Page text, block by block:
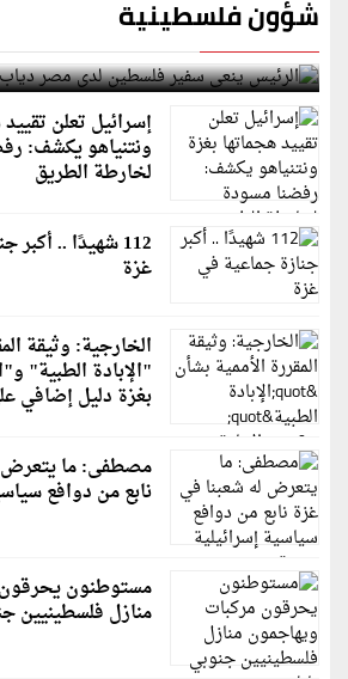
شؤون فلسطينية
الرئيس ينعى سفير فلسطين لدى مصر
إسرائيل تعلن
ونتنياهو يكشف:
لخارطة الطريق
112 شهيدًا ..
غزة
الخارجية: وثيقة
"الإبادة الطبية"
بغزة دليل إضافي
مصطفى: ما يتعرض
نابع من دوافع
مستوطنون
منازل فلسطينيين